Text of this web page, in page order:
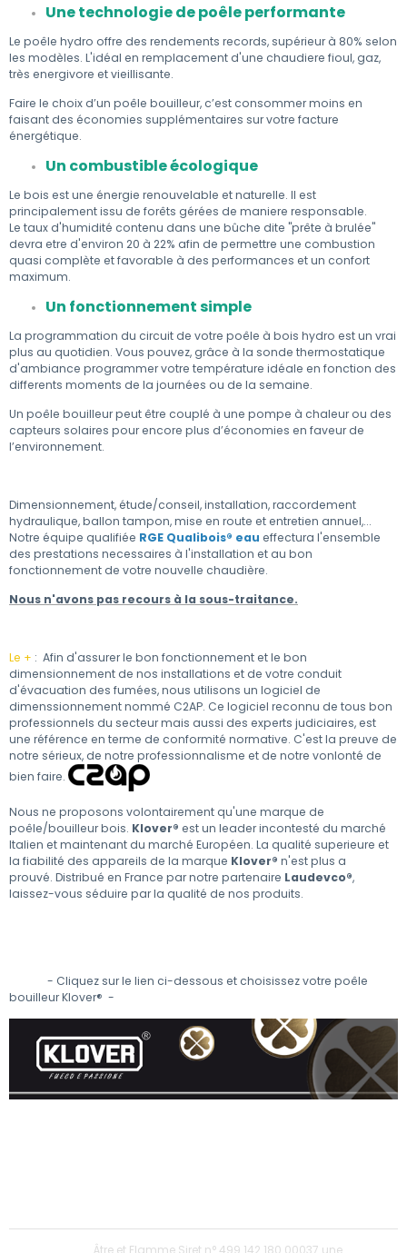
Une technologie de poêle performante
Le poêle hydro offre des rendements records, supérieur à 80% selon
les modèles. L'idéal en remplacement d'une chaudiere fioul, gaz,
très energivore et vieillisante.
Faire le choix d’un poêle bouilleur, c’est consommer moins en
faisant des économies supplémentaires sur votre facture
énergétique.
Un combustible écologique
Le bois est une énergie renouvelable et naturelle. Il est
principalement issu de forêts gérées de maniere responsable.
Le taux d'humidité contenu dans une bûche dite "prête à brulée"
devra etre d'environ 20 à 22% afin de permettre une combustion
quasi complète et favorable à des performances et un confort
maximum.
Un fonctionnement simple
La programmation du circuit de votre poêle à bois hydro est un vrai
plus au quotidien. Vous pouvez, grâce à la sonde thermostatique
d'ambiance programmer votre température idéale en fonction des
differents moments de la journées ou de la semaine.
Un poêle bouilleur peut être couplé à une pompe à chaleur ou des
capteurs solaires pour encore plus d’économies en faveur de
l’environnement.
Dimensionnement, étude/conseil, installation, raccordement
hydraulique, ballon tampon, mise en route et entretien annuel,...
Notre équipe qualifiée RGE Qualibois® eau effectura l'ensemble
des prestations necessaires à l'installation et au bon
fonctionnement de votre nouvelle chaudière.
Nous n'avons pas recours à la sous-traitance.
Le + : Afin d'assurer le bon fonctionnement et le bon
dimensionnement de nos installations et de votre conduit
d'évacuation des fumées, nous utilisons un logiciel de
dimenssionnement nommé C2AP. Ce logiciel reconnu de tous bon
professionnels du secteur mais aussi des experts judiciaires, est
une référence en terme de conformité normative. C'est la preuve de
notre sérieux, de notre professionnalisme et de notre vonlonté de
bien faire.
Nous ne proposons volontairement qu'une marque de
poêle/bouilleur bois. Klover® est un leader incontesté du marché
Italien et maintenant du marché Européen. La qualité superieure et
la fiabilité des appareils de la marque Klover® n'est plus a
prouvé. Distribué en France par notre partenaire Laudevco®,
laissez-vous séduire par la qualité de nos produits.
- Cliquez sur le lien ci-dessous et choisissez votre poêle
bouilleur Klover® -
Âtre et Flamme Siret n° 499 142 180 00037 une